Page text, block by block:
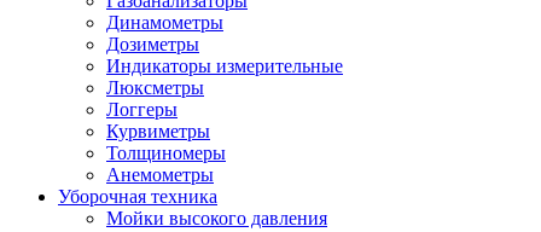
Динамометры
Дозиметры
Индикаторы измерительные
Люксметры
Логгеры
Курвиметры
Толщиномеры
Анемометры
Уборочная техника
Мойки высокого давления